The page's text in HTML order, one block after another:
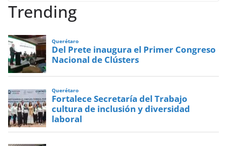
Trending
Querétaro
Del Prete inaugura el Primer Congreso
Nacional de Clústers
Querétaro
Fortalece Secretaría del Trabajo
cultura de inclusión y diversidad
laboral